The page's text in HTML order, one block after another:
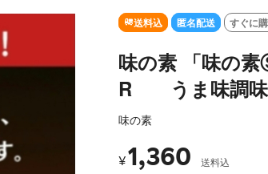
送料込 匿名配送 すぐに
味の素 「味の
R うま味調味
味の素
¥1,360 送料込